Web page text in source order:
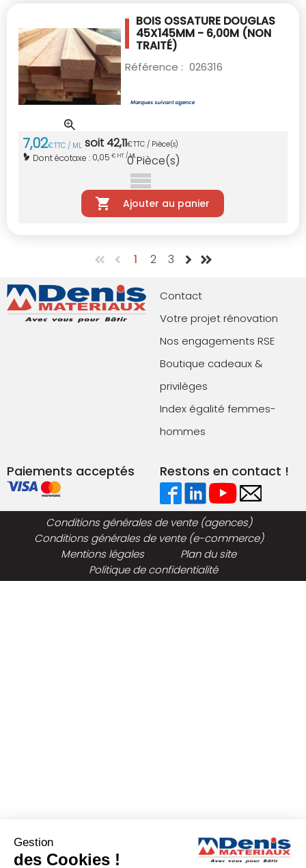
BOIS OSSATURE DOUGLAS
45X145MM - 6,00M (NON
TRAITÉ)
Référence : 026316
7,02€TTC / ML soit42,11€TTC / Pièce(s)
Dont écotaxe : 0,05 € HT / ML
0Pièce(s)
Ajouter au panier
1 2 3
Contact
Votre projet rénovation
Nos engagements RSE
Boutique cadeaux &
privilèges
Index égalité femmes-
hommes
Paiements acceptés Restons en contact !
Conditions générales de vente (agences)
Conditions générales de vente (e-commerce)
Mentions légales
Plan du site
Politique de confidentialité
Gestion
des Cookies !